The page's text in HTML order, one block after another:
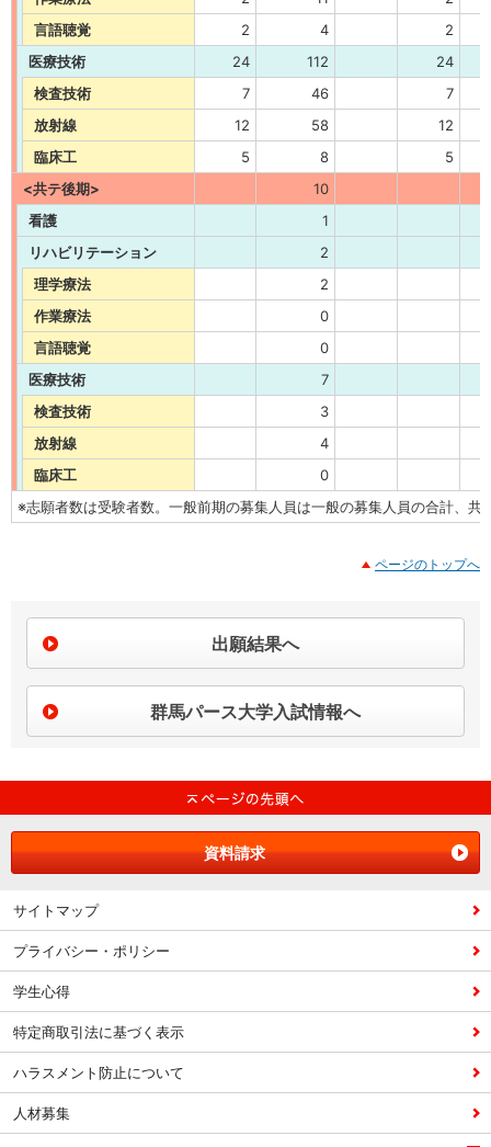
言語聴覚
2 4
2
医療技術
24 112
24
検査技術
7 46
7
放射線
12 58
12
臨床工
5 8
5
<共テ後期>
10
看護
1
リハビリテーション
2
理学療法
2
作業療法
0
言語聴覚
0
医療技術
7
検査技術
3
放射線
4
臨床工
0
※志願者数は受験者数。一般前期の募集人員は一般の募集人員の合計、
ページのトップへ
出願結果へ
群馬パース大学入試情報へ
資料請求
サイトマップ
プライバシー・ポリシー
学生心得
特定商取引法に基づく表示
ハラスメント防止について
人材募集